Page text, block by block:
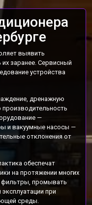
выявить
заранее. Сервисный
устройства
дренажную
—
и вакуумные насосы —
отклонения от
обеспечат
на протяжении многих
фильтры, промывать
при
среды.